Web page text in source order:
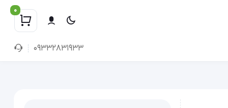
0
09332831933